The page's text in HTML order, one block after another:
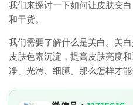
我们来探讨一下如何让皮肤变
和干货。
我们需要了解什么是美白。美
皮肤色素沉淀，提高皮肤亮度
净、光滑、细腻。那么怎样才